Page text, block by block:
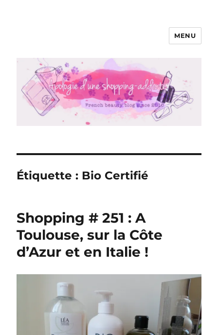
Apologie d'une Shopping-addicte
MENU
Étiquette : Bio Certifié
Shopping # 251 : A
Toulouse, sur la Côte
d’Azur et en Italie !